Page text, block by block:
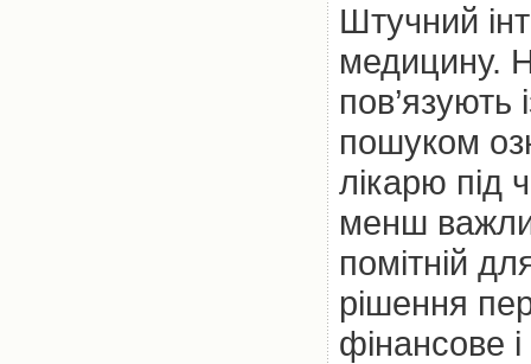
Штучний
медицину.
пошуком
лікарю під
менш
помітній
рішення
фінансове